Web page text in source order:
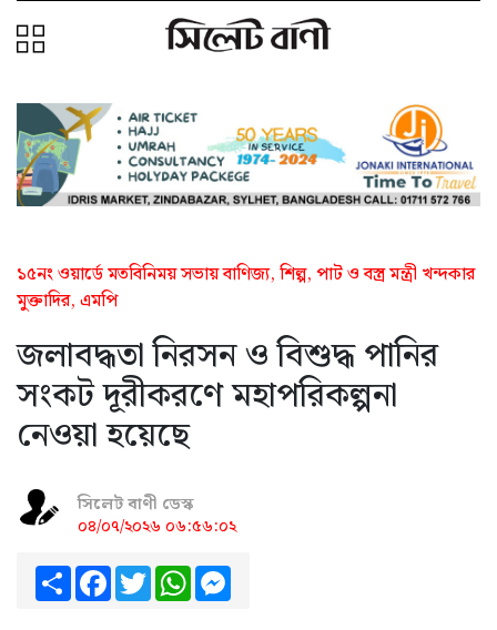
১৫নং ওয়ার্ডে মতবিনিময় সভায় বাণিজ্য, শিল্প, পাট ও বস্ত্র মন্ত্রী খন্দকার
মুক্তাদির, এমপি
জলাবদ্ধতা নিরসন ও বিশুদ্ধ পানির
সংকট দূরীকরণে মহাপরিকল্পনা
নেওয়া হয়েছে
সিলেট বাণী ডেস্ক
০৪/০৭/২০২৬ ০৬:৫৬:০২
ShareFacebook
TwitterWhatsApp